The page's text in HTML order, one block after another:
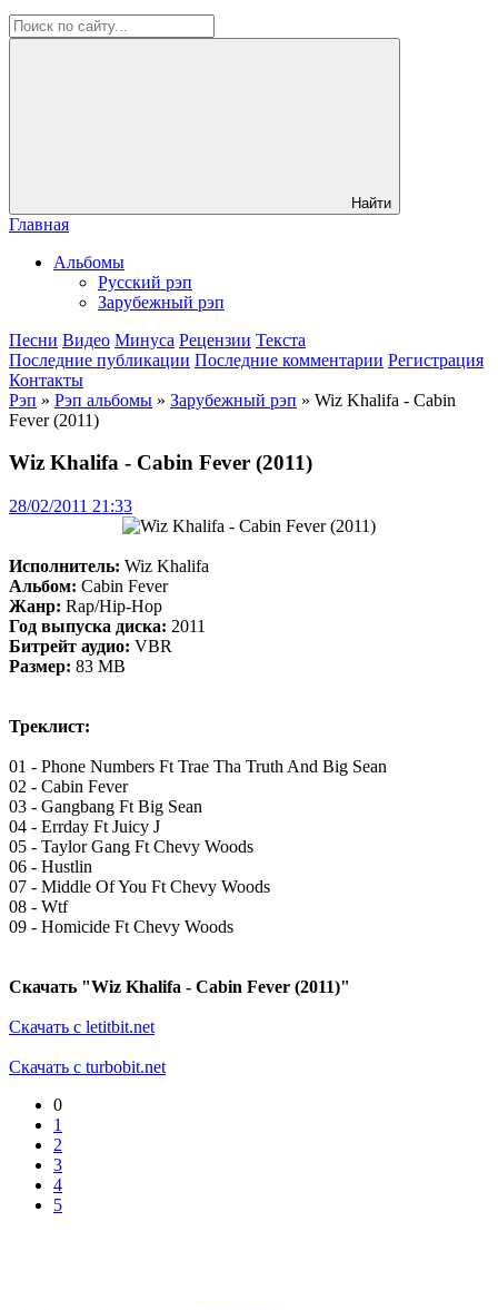
Найти
Главная
Альбомы
Русский рэп
Зарубежный рэп
Песни Видео Минуса Рецензии Текста
Последние публикации Последние комментарии Регистрация
Контакты
Рэп » Рэп альбомы » Зарубежный рэп » Wiz Khalifa - Cabin
Fever (2011)
Wiz Khalifa - Cabin Fever (2011)
28/02/2011 21:33
Исполнитель: Wiz Khalifa
Альбом: Cabin Fever
Жанр: Rap/Hip-Hop
Год выпуска диска: 2011
Битрейт аудио: VBR
Размер: 83 MB
Треклист:
01 - Phone Numbers Ft Trae Tha Truth And Big Sean
02 - Cabin Fever
03 - Gangbang Ft Big Sean
04 - Errday Ft Juicy J
05 - Taylor Gang Ft Chevy Woods
06 - Hustlin
07 - Middle Of You Ft Chevy Woods
08 - Wtf
09 - Homicide Ft Chevy Woods
Скачать "Wiz Khalifa - Cabin Fever (2011)"
Скачать с letitbit.net
Скачать с turbobit.net
0
1
2
3
4
5